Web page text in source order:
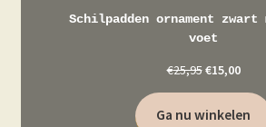
Schilpadden ornament zwart
voet
€25,95€15,00
Ga nu winkelen